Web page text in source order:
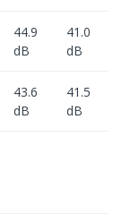
44.9
dB
41.0
dB
43.6
dB
41.5
dB